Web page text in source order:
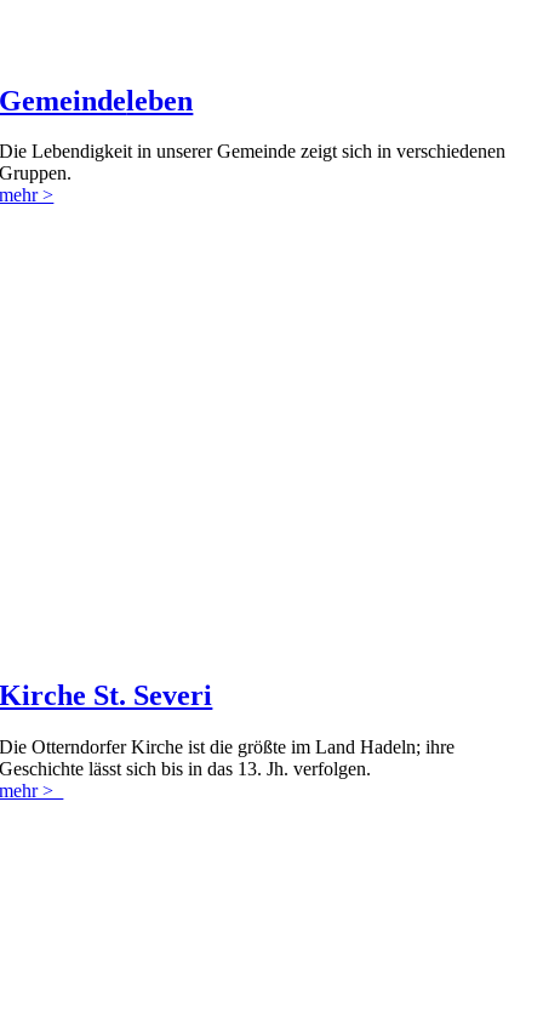
Gemeindeleben
Die Lebendigkeit in unserer Gemeinde zeigt sich in verschiedenen
Gruppen.
mehr >
Kirche St. Severi
Die Otterndorfer Kirche ist die größte im Land Hadeln; ihre
Geschichte lässt sich bis in das 13. Jh. verfolgen.
mehr >